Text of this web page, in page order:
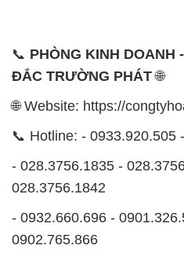
- 028.3756.1835 -
0902.765.866
📧 Email:
ĐỊA CHỈ
1229C Quốc lộ 1A,